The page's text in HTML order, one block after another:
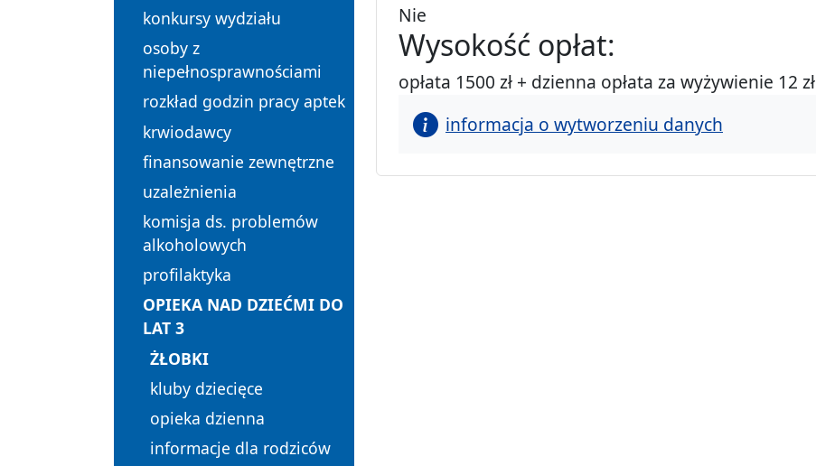
konkursy wydziału
osoby z
niepełnosprawnościami
rozkład godzin pracy aptek
krwiodawcy
finansowanie zewnętrzne
uzależnienia
komisja ds. problemów
alkoholowych
profilaktyka
OPIEKA NAD DZIEĆMI DO
LAT 3
ŻŁOBKI
kluby dziecięce
opieka dzienna
informacje dla rodziców
Nie
Wysokość opłat:
opłata 1500 zł + dzienna opłata za wyżywienie 12 zł
informacja o wytworzeniu danych